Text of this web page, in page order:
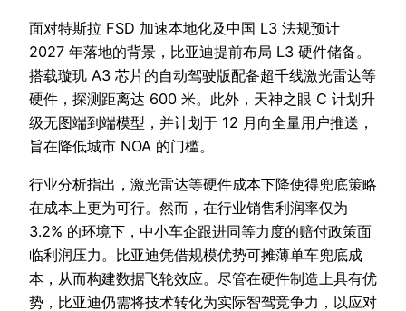
面对特斯拉 FSD 加速本地化及中国 L3 法规预计
2027 年落地的背景，比亚迪提前布局 L3 硬件储备。
搭载璇玑 A3 芯片的自动驾驶版配备超千线激光雷达等
硬件，探测距离达 600 米。此外，天神之眼 C 计划升
级无图端到端模型，并计划于 12 月向全量用户推送，
旨在降低城市 NOA 的门槛。
行业分析指出，激光雷达等硬件成本下降使得兜底策略
在成本上更为可行。然而，在行业销售利润率仅为
3.2% 的环境下，中小车企跟进同等力度的赔付政策面
临利润压力。比亚迪凭借规模优势可摊薄单车兜底成
本，从而构建数据飞轮效应。尽管在硬件制造上具有优
势，比亚迪仍需将技术转化为实际智驾竞争力，以应对